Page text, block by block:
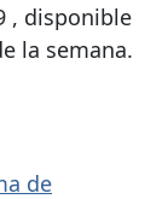
, disponible
la semana.
de